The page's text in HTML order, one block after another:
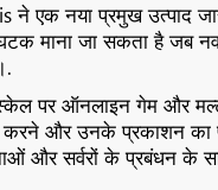
ने एक नया प्रमुख उत्पाद
माना जा सकता है जब
पर ऑनलाइन गेम और
करने और उनके प्रकाशन
और सर्वरों के प्रबंधन के